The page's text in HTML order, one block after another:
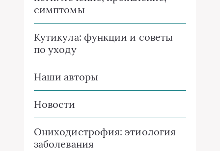
симптомы
Кутикула: функции и советы
по уходу
Наши авторы
Новости
Ониходистрофия: этиология
заболевания